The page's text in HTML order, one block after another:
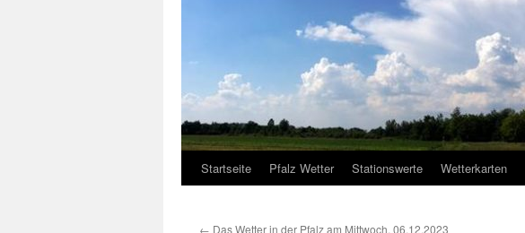
Startseite Pfalz Wetter Stationswerte Wetterkarten
← Das Wetter in der Pfalz am Mittwoch, 06.12.2023